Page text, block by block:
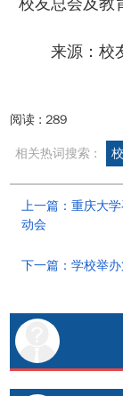
来源：校
阅读 :289
相关热词搜索 :
上一篇：重庆大
动会
下一篇：学校举